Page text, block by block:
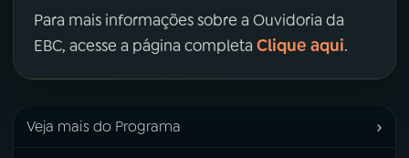
Para mais informações sobre a Ouvidoria da
EBC, acesse a página completa Clique aqui.
Veja mais do Programa ›